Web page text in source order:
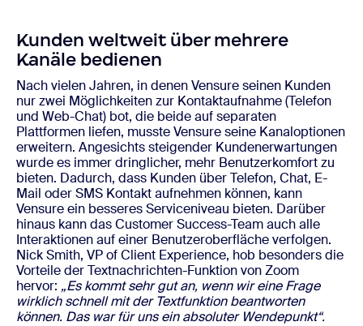
Kunden weltweit über mehrere
Kanäle bedienen
Nach vielen Jahren, in denen Vensure seinen Kunden
nur zwei Möglichkeiten zur Kontaktaufnahme (Telefon
und Web-Chat) bot, die beide auf separaten
Plattformen liefen, musste Vensure seine Kanaloptionen
erweitern. Angesichts steigender Kundenerwartungen
wurde es immer dringlicher, mehr Benutzerkomfort zu
bieten. Dadurch, dass Kunden über Telefon, Chat, E-
Mail oder SMS Kontakt aufnehmen können, kann
Vensure ein besseres Serviceniveau bieten. Darüber
hinaus kann das Customer Success-Team auch alle
Interaktionen auf einer Benutzeroberfläche verfolgen.
Nick Smith, VP of Client Experience, hob besonders die
Vorteile der Textnachrichten-Funktion von Zoom
hervor: „Es kommt sehr gut an, wenn wir eine Frage
wirklich schnell mit der Textfunktion beantworten
können. Das war für uns ein absoluter Wendepunkt“.